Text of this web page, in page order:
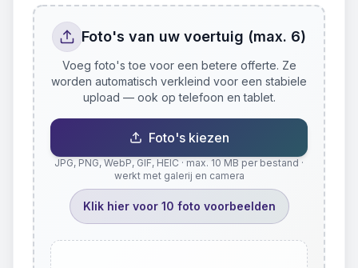
Foto's van uw voertuig (max. 6)
Voeg foto's toe voor een betere offerte. Ze
worden automatisch verkleind voor een stabiele
upload — ook op telefoon en tablet.
Foto's kiezen
JPG, PNG, WebP, GIF, HEIC · max. 10 MB per bestand ·
werkt met galerij en camera
Klik hier voor 10 foto voorbeelden